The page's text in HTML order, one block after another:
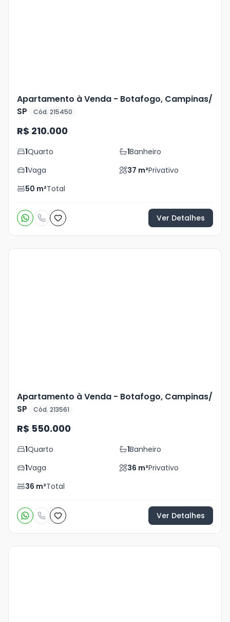
Apartamento à Venda - Botafogo, Campinas/
SP
Cód. 215450
R$ 210.000
1Quarto 1Banheiro
1Vaga 37 m²Privativo
50 m²Total
Ver Detalhes
Apartamento à Venda - Botafogo, Campinas/
SP
Cód. 213561
R$ 550.000
1Quarto 1Banheiro
1Vaga 36 m²Privativo
36 m²Total
Ver Detalhes